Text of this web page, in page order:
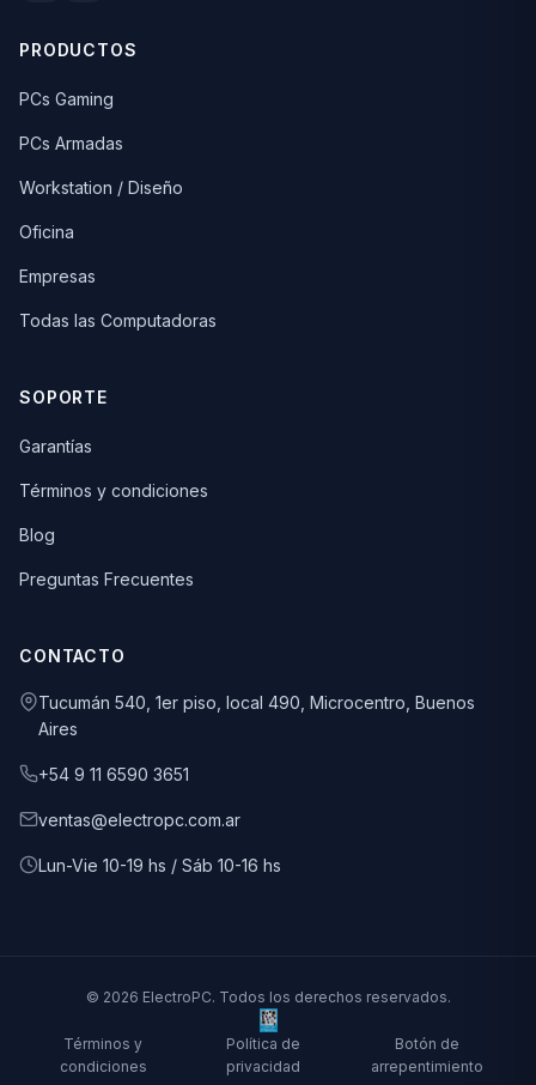
PRODUCTOS
PCs Gaming
PCs Armadas
Workstation / Diseño
Oficina
Empresas
Todas las Computadoras
SOPORTE
Garantías
Términos y condiciones
Blog
Preguntas Frecuentes
CONTACTO
Tucumán 540, 1er piso, local 490, Microcentro, Buenos
Aires
+54 9 11 6590 3651
ventas@electropc.com.ar
Lun-Vie 10-19 hs / Sáb 10-16 hs
© 2026 ElectroPC. Todos los derechos reservados.
Términos y
condiciones
Política de
privacidad
Botón de
arrepentimiento